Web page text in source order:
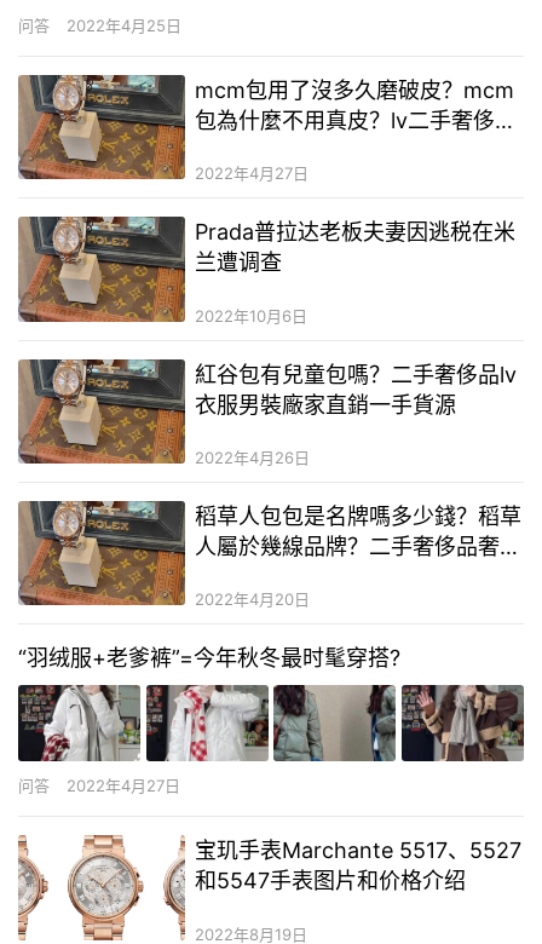
亦为全球高级时尚品牌控股公司：lvMH 酩悦轩尼诗路易威登集团的
子公司(Moët Hennessy – Louis Vuitton, …
问答 2022年4月25日
mcm包用了沒多久磨破皮？mcm
包為什麼不用真皮？lv二手奢侈品
2022年4月27日
Prada普拉达老板夫妻因逃税在米
兰遭调查
2022年10月6日
紅谷包有兒童包嗎？二手奢侈品lv
衣服男裝廠家直銷一手貨源
2022年4月26日
稻草人包包是名牌嗎多少錢？稻草
人屬於幾線品牌？二手奢侈品奢侈
2022年4月20日
“羽绒服+老爹裤”=今年秋冬最时髦穿搭?
问答 2022年4月27日
宝玑手表Marchante 5517、5527
和5547手表图片和价格介绍
2022年8月19日